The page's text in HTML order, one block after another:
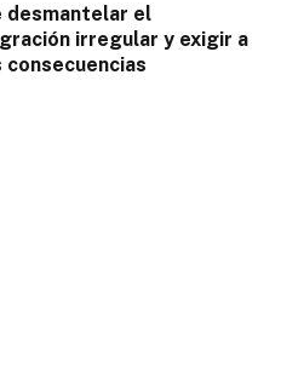
desmantelar el
irregular y exigir a
consecuencias